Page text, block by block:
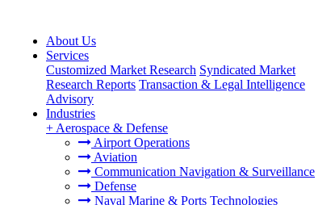
About Us
Services
Customized Market Research Syndicated Market
Research Reports Transaction & Legal Intelligence
Advisory
Industries
+ Aerospace & Defense
Airport Operations
Aviation
Communication Navigation & Surveillance
Defense
Naval Marine & Ports Technologies